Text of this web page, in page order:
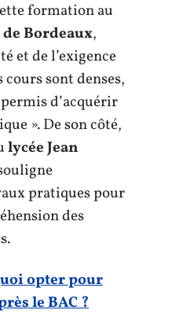
formation au
Bordeaux,
et de l’exigence
sont denses,
d’acquérir
». De son côté,
lycée Jean
pratiques pour
des
opter pour
le BAC ?